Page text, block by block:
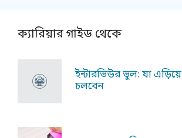
ক্যারিয়ার গাইড থেকে
ইন্টারভিউর ভুল: যা এড়িয়ে
চলবেন